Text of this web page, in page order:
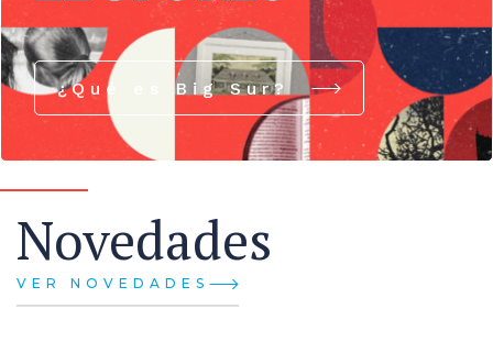
¿Qué es Big Sur?
Novedades
VER NOVEDADES